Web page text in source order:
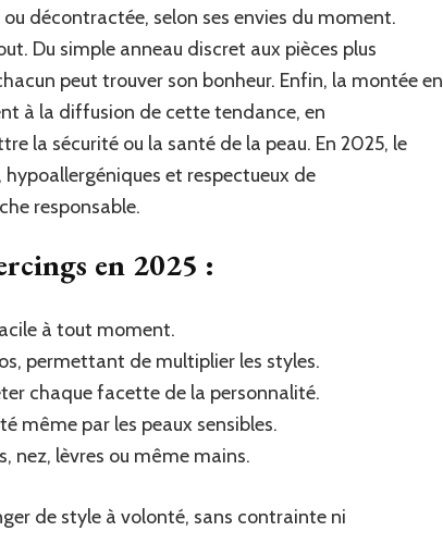
décontractée, selon ses envies du moment.
Du simple anneau discret aux pièces plus
peut trouver son bonheur. Enfin, la montée en
à la diffusion de cette tendance, en
la sécurité ou la santé de la peau. En 2025, le
hypoallergéniques et respectueux de
responsable.
en 2025 :
à tout moment.
permettant de multiplier les styles.
chaque facette de la personnalité.
même par les peaux sensibles.
nez, lèvres ou même mains.
de style à volonté, sans contrainte ni